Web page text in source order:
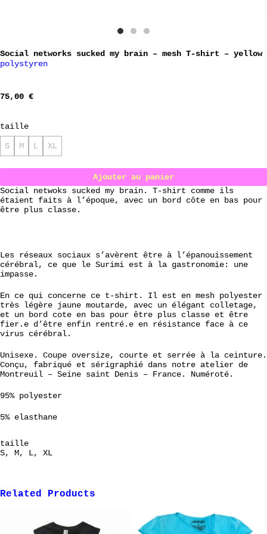
polystyren
Social networks sucked my brain – mesh T-shirt – yellow
Social netwoks sucked my brain. T-shirt comme ils
étaient faits à l’époque, avec un bord côte en bas pour
être plus classe.
75,00 €
taille
S M L XL
Ajouter au panier
Les réseaux sociaux s’avèrent être à l’épanouissement
cérébral, ce que le Surimi est à la gastronomie: une
impasse.
En ce qui concerne ce t-shirt. Il est en mesh polyester
très légère jaune moutarde, avec un élégant colletage,
et un bord cote en bas pour être plus classe et être
fier.e d’être enfin rentré.e en résistance face à ce
virus cérébral.
Unisexe. Coupe oversize, courte et serrée à la ceinture.
Conçu, fabriqué et sérigraphié dans notre atelier de
Montreuil – Seine saint Denis – France. Numéroté.
95% polyester
5% elasthane
taille
S, M, L, XL
Related Products